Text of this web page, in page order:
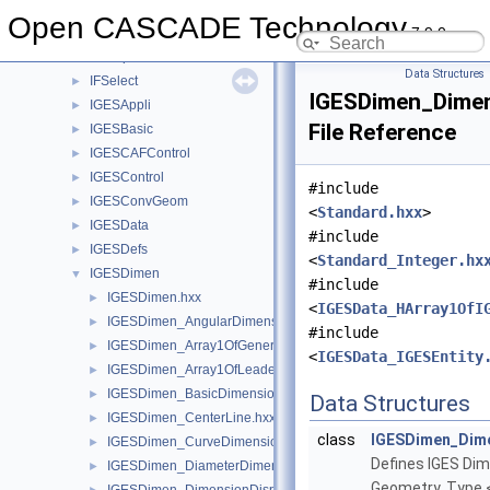
Open CASCADE Technology7.9.0
HLRTopoBRep
► IFSelect
► IGESAppli
► IGESBasic
► IGESCAFControl
► IGESControl
► IGESConvGeom
► IGESData
► IGESDefs
▼ IGESDimen
► IGESDimen.hxx
► IGESDimen_AngularDimension.hxx
► IGESDimen_Array1OfGeneralNote.hxx
► IGESDimen_Array1OfLeaderArrow.hxx
► IGESDimen_BasicDimension.hxx
► IGESDimen_CenterLine.hxx
► IGESDimen_CurveDimension.hxx
► IGESDimen_DiameterDimension.hxx
Data Structures
File Reference
#include
<Standard.hxx>
#include
<
#include
<
#include
<
Data Structures
class
Defines IGES